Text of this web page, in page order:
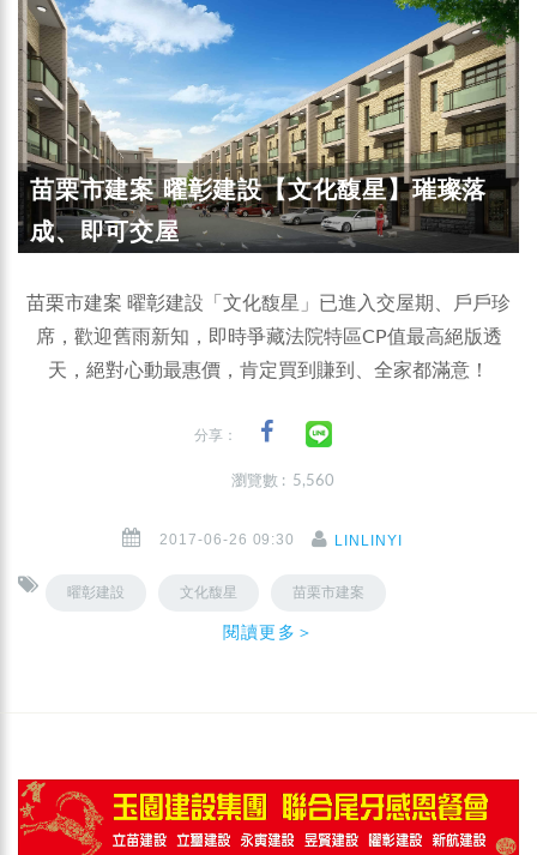
苗栗市建案 曜彰建設【文化馥星】璀璨落
成、即可交屋
苗栗市建案 曜彰建設「文化馥星」已進入交屋期、戶戶珍
席，歡迎舊雨新知，即時爭藏法院特區CP值最高絕版透
天，絕對心動最惠價，肯定買到賺到、全家都滿意！
分享：
瀏覽數 : 5,560
2017-06-26 09:30 LINLINYI
曜彰建設 文化馥星 苗栗市建案
閱讀更多＞